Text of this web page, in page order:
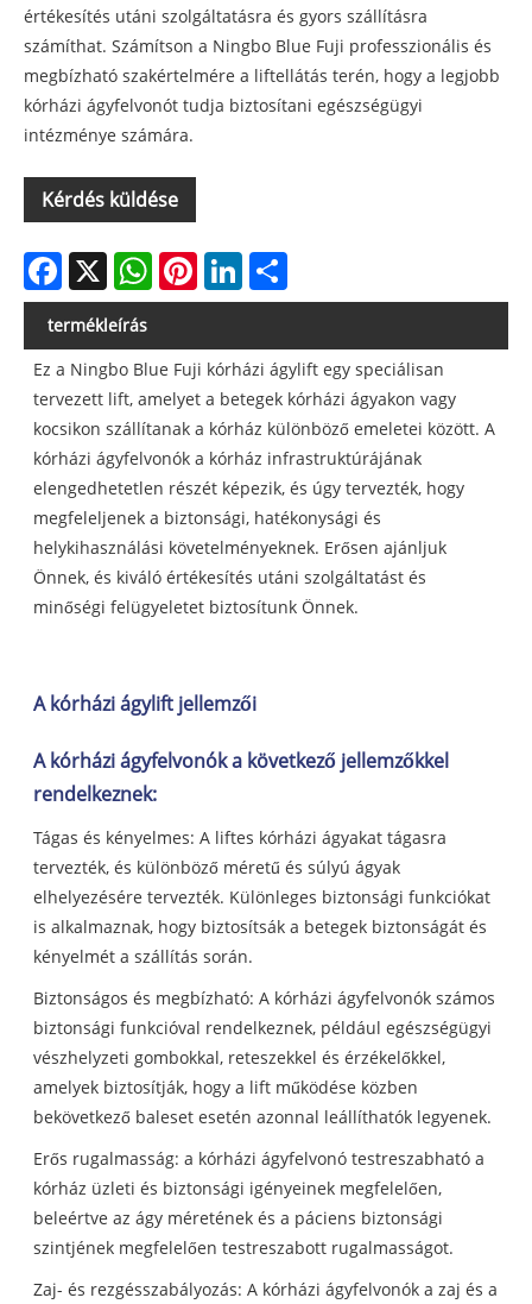
értékesítés utáni szolgáltatásra és gyors szállításra
számíthat. Számítson a Ningbo Blue Fuji professzionális és
megbízható szakértelmére a liftellátás terén, hogy a legjobb
kórházi ágyfelvonót tudja biztosítani egészségügyi
intézménye számára.
Kérdés küldése
Facebook
X WhatsAppPinterestLinkedIn
termékleírás
Ez a Ningbo Blue Fuji kórházi ágylift egy speciálisan
tervezett lift, amelyet a betegek kórházi ágyakon vagy
kocsikon szállítanak a kórház különböző emeletei között. A
kórházi ágyfelvonók a kórház infrastruktúrájának
elengedhetetlen részét képezik, és úgy tervezték, hogy
megfeleljenek a biztonsági, hatékonysági és
helykihasználási követelményeknek. Erősen ajánljuk
Önnek, és kiváló értékesítés utáni szolgáltatást és
minőségi felügyeletet biztosítunk Önnek.
A kórházi ágylift jellemzői
A kórházi ágyfelvonók a következő jellemzőkkel
rendelkeznek:
Tágas és kényelmes: A liftes kórházi ágyakat tágasra
tervezték, és különböző méretű és súlyú ágyak
elhelyezésére tervezték. Különleges biztonsági funkciókat
is alkalmaznak, hogy biztosítsák a betegek biztonságát és
kényelmét a szállítás során.
Biztonságos és megbízható: A kórházi ágyfelvonók számos
biztonsági funkcióval rendelkeznek, például egészségügyi
vészhelyzeti gombokkal, reteszekkel és érzékelőkkel,
amelyek biztosítják, hogy a lift működése közben
bekövetkező baleset esetén azonnal leállíthatók legyenek.
Erős rugalmasság: a kórházi ágyfelvonó testreszabható a
kórház üzleti és biztonsági igényeinek megfelelően,
beleértve az ágy méretének és a páciens biztonsági
szintjének megfelelően testreszabott rugalmasságot.
Zaj- és rezgésszabályozás: A kórházi ágyfelvonók a zaj és a